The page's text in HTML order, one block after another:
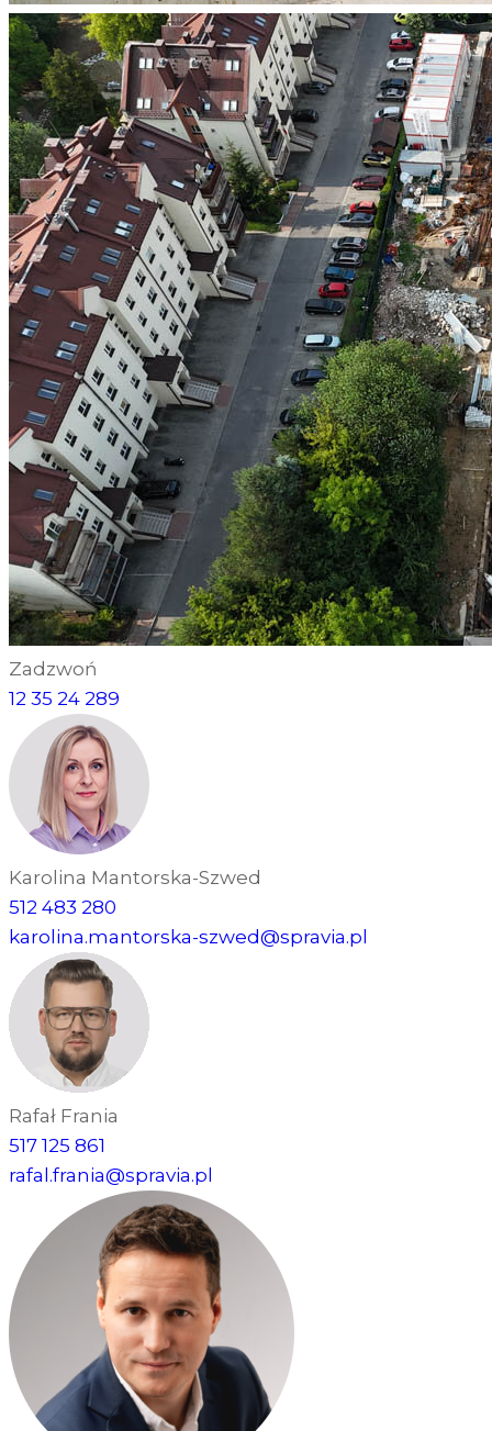
Zadzwoń
12 35 24 289
Karolina Mantorska-Szwed
512 483 280
karolina.mantorska-szwed@spravia.pl
Rafał Frania
517 125 861
rafal.frania@spravia.pl